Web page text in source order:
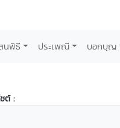
นพิธี ประเพณี บอกบุญ
ต์ :